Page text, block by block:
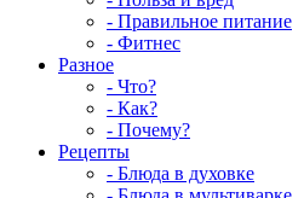
- Правильное питание
- Фитнес
Разное
- Что?
- Как?
- Почему?
Рецепты
- Блюда в духовке